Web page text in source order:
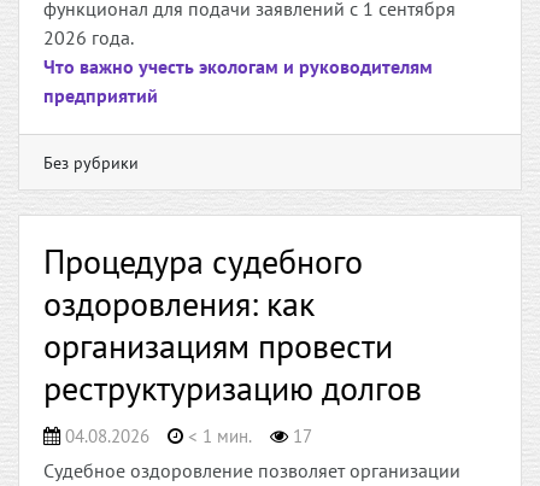
функционал для подачи заявлений с 1 сентября
2026 года.
Что важно учесть экологам и руководителям
предприятий
Без рубрики
Процедура судебного
оздоровления: как
организациям провести
реструктуризацию долгов
04.08.2026 < 1 мин. 17
Судебное оздоровление позволяет организации